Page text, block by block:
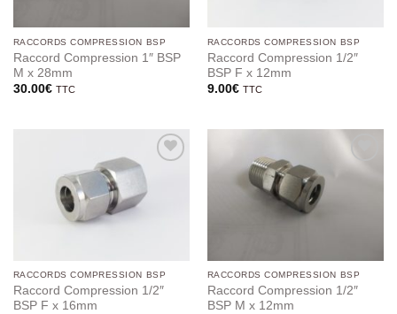
RACCORDS COMPRESSION BSP
Raccord Compression 1″ BSP
M x 28mm
30.00€ TTC
RACCORDS COMPRESSION BSP
Raccord Compression 1/2″
BSP F x 12mm
9.00€ TTC
wishlist
RACCORDS COMPRESSION BSP
Raccord Compression 1/2″
BSP F x 16mm
RACCORDS COMPRESSION BSP
Raccord Compression 1/2″
BSP M x 12mm